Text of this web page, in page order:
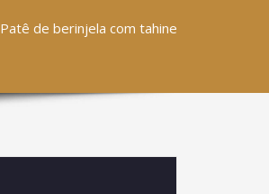
Patê de berinjela com tahine